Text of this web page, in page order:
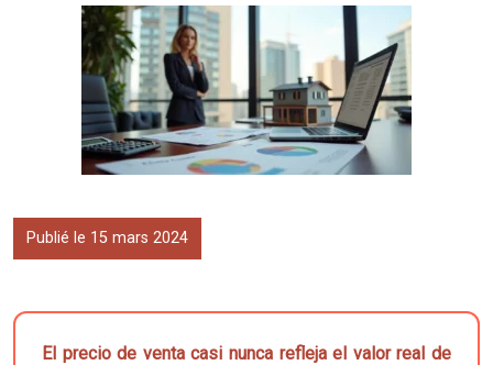
Publié le 15 mars 2024
El precio de venta casi nunca refleja el valor real de